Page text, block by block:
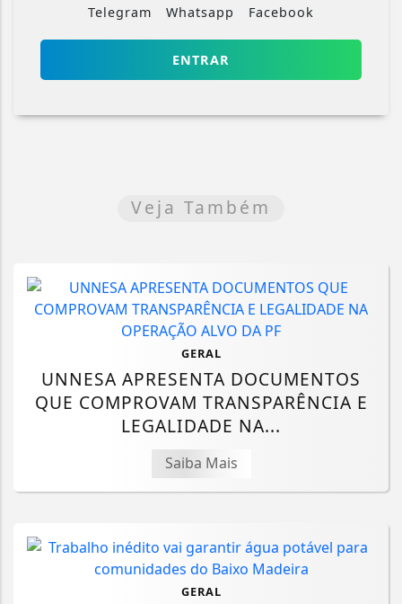
Telegram Whatsapp Facebook
ENTRAR
Veja Também
GERAL
UNNESA APRESENTA DOCUMENTOS
QUE COMPROVAM TRANSPARÊNCIA E
LEGALIDADE NA...
Saiba Mais
GERAL